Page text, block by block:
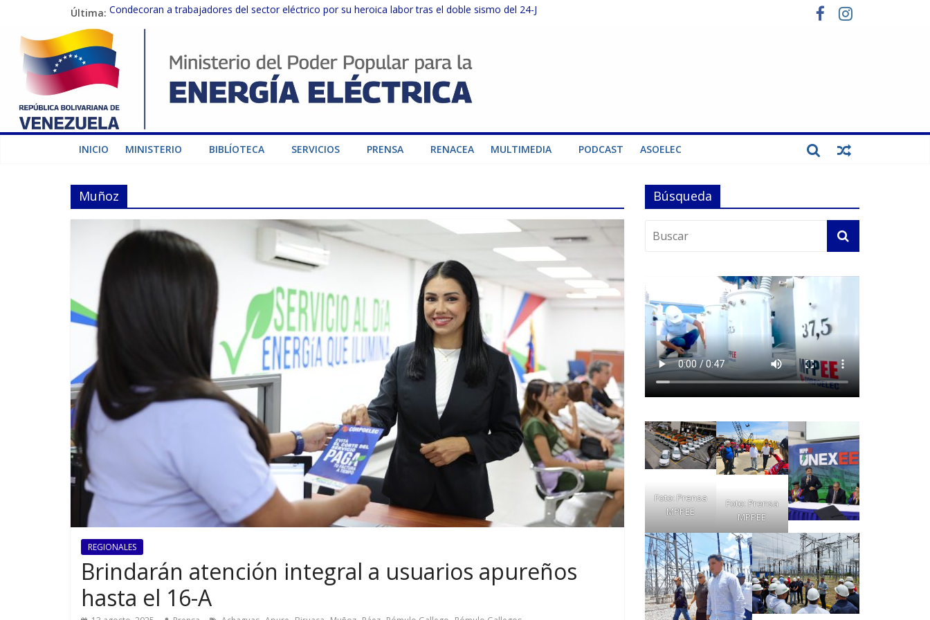
Última: Condecoran a trabajadores del sector eléctrico por su heroica labor tras el doble sismo del 24-J
Gobierno Nacional coordina acciones con el sector privado para fortalecer el SEN ante el «Súper Niño»
Inspeccionan trabajos de rehabilitación en instalaciones del SEN en Carabobo
Gobierno Nacional activa plan preventivo para fortalecer el SEN ante el fenómeno de El Niño
Termocarabobo recupera el 50% de su capacidad de generación para fortalecer el SEN
INICIO MINISTERIO BIBLÍOTECA SERVICIOS PRENSA RENACEA MULTIMEDIA PODCAST ASOELEC
Muñoz
REGIONALES
Brindarán atención integral a usuarios apureños
hasta el 16-A
Búsqueda
Foto: Prensa
MPPEE
Foto: Prensa
MPPEE